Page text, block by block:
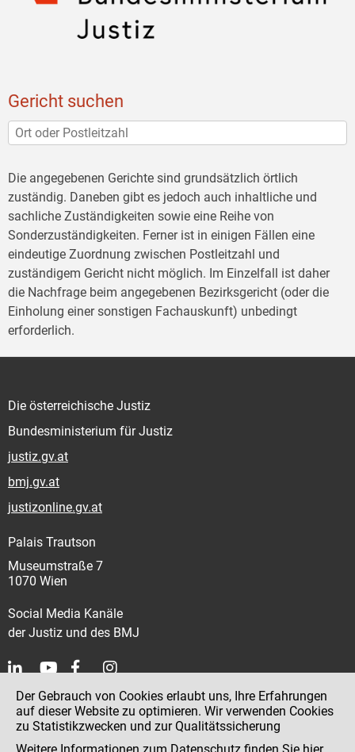
Gericht suchen
Die angegebenen Gerichte sind grundsätzlich örtlich
zuständig. Daneben gibt es jedoch auch inhaltliche und
sachliche Zuständigkeiten sowie eine Reihe von
Sonderzuständigkeiten. Ferner ist in einigen Fällen eine
eindeutige Zuordnung zwischen Postleitzahl und
zuständigem Gericht nicht möglich. Im Einzelfall ist daher
die Nachfrage beim angegebenen Bezirksgericht (oder die
Einholung einer sonstigen Fachauskunft) unbedingt
erforderlich.
Die österreichische Justiz
Bundesministerium für Justiz
justiz.gv.at
bmj.gv.at
justizonline.gv.at
Palais Trautson
Museumstraße 7
1070 Wien
Social Media Kanäle
der Justiz und des BMJ
Kontakt
Impressum
Der Gebrauch von Cookies erlaubt uns, Ihre Erfahrungen
auf dieser Website zu optimieren. Wir verwenden Cookies
zu Statistikzwecken und zur Qualitätssicherung